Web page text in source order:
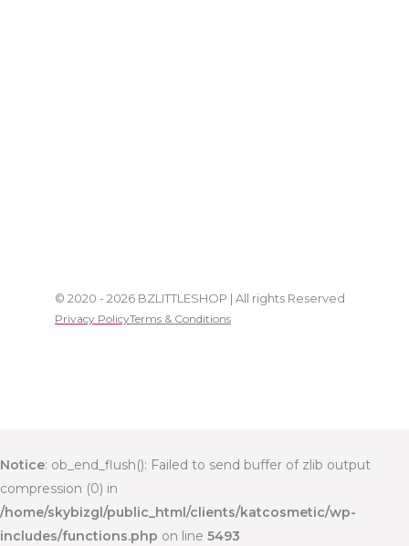
© 2020 - 2026 BZLITTLESHOP | All rights Reserved
Privacy PolicyTerms & Conditions
Notice: ob_end_flush(): Failed to send buffer of zlib output
compression (0) in
/home/skybizgl/public_html/clients/katcosmetic/wp-
includes/functions.php on line 5493